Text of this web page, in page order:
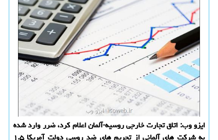
ایزو وب: اتاق تجارت خارجی روسیه-آلمان اعلام كرد، ضرر وارد شده